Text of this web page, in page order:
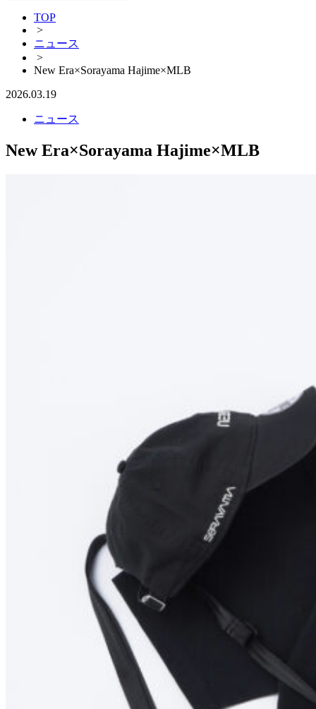
TOP
>
ニュース
>
New Era×Sorayama Hajime×MLB
2026.03.19
ニュース
New Era×Sorayama Hajime×MLB